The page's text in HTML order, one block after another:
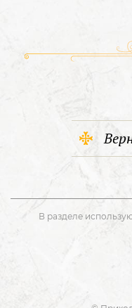
В разделе